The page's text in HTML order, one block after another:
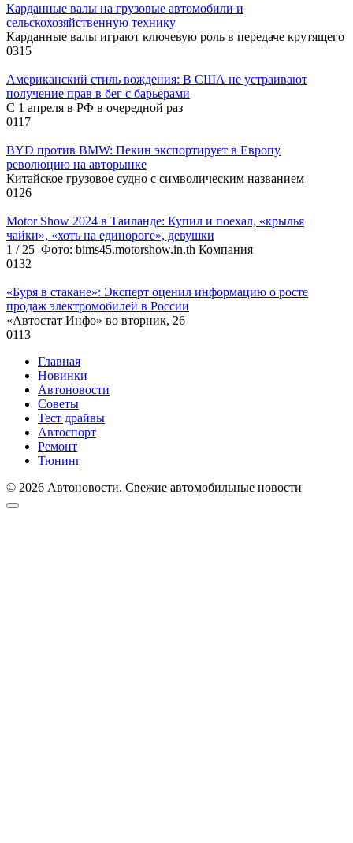
Карданные валы на грузовые автомобили и
сельскохозяйственную технику
Карданные валы играют ключевую роль в передаче крутящего
0315
Американский стиль вождения: В США не устраивают
получение прав в бег с барьерами
С 1 апреля в РФ в очередной раз
0117
BYD против BMW: Пекин экспортирует в Европу
революцию на авторынке
Китайское грузовое судно с символическим названием
0126
Motor Show 2024 в Таиланде: Купил и поехал, «крылья
чайки», «хоть на единороге», девушки
1 / 25 Фото: bims45.motorshow.in.th Компания
0132
«Буря в стакане»: Эксперт оценил информацию о росте
продаж электромобилей в России
«Автостат Инфо» во вторник, 26
0113
Главная
Новинки
Автоновости
Советы
Тест драйвы
Автоспорт
Ремонт
Тюнинг
© 2026 Автоновости. Свежие автомобильные новости